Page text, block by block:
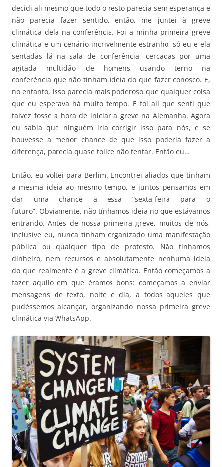
decidi ali mesmo que todo o resto parecia sem esperança e
não parecia fazer sentido, então, me juntei à greve
climática dela na conferência. Foi a minha primeira greve
climática e um cenário incrivelmente estranho, só eu e ela
sentadas lá na sala de conferência, cercadas por uma
agitada multidão de homens usando terno na
conferência que não tinham ideia do que fazer conosco. E,
no entanto, isso parecia mais poderoso que qualquer coisa
que eu esperava há muito tempo. E foi ali que senti que
talvez fosse a hora de iniciar a greve na Alemanha. Agora
eu sabia que ninguém iria corrigir isso para nós, e se
houvesse a menor chance de que isso poderia fazer a
diferença, parecia quase tolice não tentar. Então eu…
Então, eu voltei para Berlim. Encontrei aliados que tinham
a mesma ideia ao mesmo tempo, e juntos pensamos em
dar uma chance a essa “sexta-feira para o
futuro”. Obviamente, não tínhamos ideia no que estávamos
entrando. Antes de nossa primeira greve, muitos de nós,
inclusive eu, nunca tinham organizado uma manifestação
pública ou qualquer tipo de protesto. Não tínhamos
dinheiro, nem recursos e absolutamente nenhuma ideia
do que realmente é a greve climática. Então começamos a
fazer aquilo em que éramos bons: começamos a enviar
mensagens de texto, noite e dia, a todos aqueles que
pudéssemos alcançar, organizando nossa primeira greve
climática via WhatsApp.